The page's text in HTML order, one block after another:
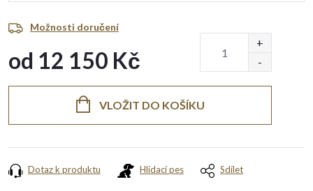
Možnosti doručení
od 12 150 Kč
VLOŽIT DO KOŠÍKU
Dotaz k produktu Hlídací pes Sdílet